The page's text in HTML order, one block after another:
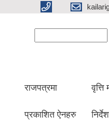
राजपत्रमा
प्रकाशित ऐनहरु
वृत्ति